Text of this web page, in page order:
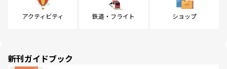
アクティビティ 鉄道・フライト ショップ
新刊ガイドブック